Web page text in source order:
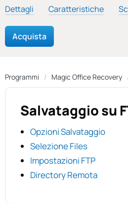
Dettagli Caratteristiche
Acquista
Programmi Magic Office Recovery
Salvataggio su
Opzioni Salvataggio
Selezione Files
Impostazioni FTP
Directory Remota